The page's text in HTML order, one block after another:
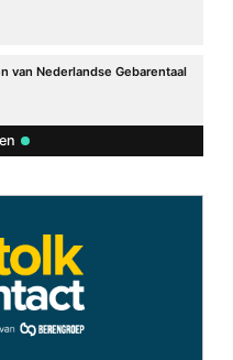
van Nederlandse Gebarentaal